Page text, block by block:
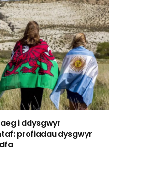
i ddysgwyr
profiadau dysgwyr